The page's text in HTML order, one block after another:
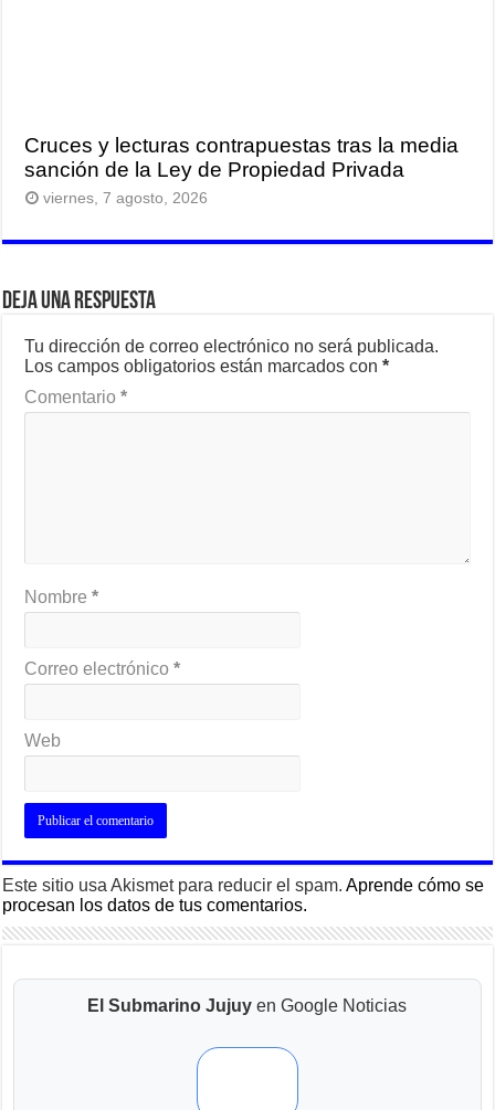
Cruces y lecturas contrapuestas tras la media
sanción de la Ley de Propiedad Privada
viernes, 7 agosto, 2026
Deja una respuesta
Tu dirección de correo electrónico no será publicada.
Los campos obligatorios están marcados con*
Comentario*
Nombre*
Correo electrónico*
Web
Este sitio usa Akismet para reducir el spam.Aprende cómo se
procesan los datos de tus comentarios.
El Submarino Jujuy en Google Noticias